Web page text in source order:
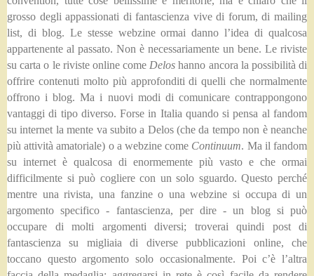
grosso degli appassionati di fantascienza vive di forum, di mailing
list, di blog. Le stesse webzine ormai danno l’idea di qualcosa
appartenente al passato. Non è necessariamente un bene. Le riviste
su carta o le riviste online come Delos hanno ancora la possibilità di
offrire contenuti molto più approfonditi di quelli che normalmente
offrono i blog. Ma i nuovi modi di comunicare contrappongono
vantaggi di tipo diverso. Forse in Italia quando si pensa al fandom
su internet la mente va subito a Delos (che da tempo non è neanche
più attività amatoriale) o a webzine come Continuum. Ma il fandom
su internet è qualcosa di enormemente più vasto e che ormai
difficilmente si può cogliere con un solo sguardo. Questo perché
mentre una rivista, una fanzine o una webzine si occupa di un
argomento specifico - fantascienza, per dire - un blog si può
occupare di molti argomenti diversi; troverai quindi post di
fantascienza su migliaia di diverse pubblicazioni online, che
toccano questo argomento solo occasionalmente. Poi c’è l’altra